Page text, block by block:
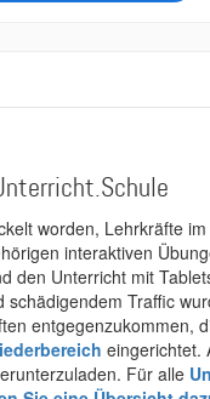
worden, Lehrkräfte
interaktiven
den Unterricht mit
Traffic
entgegenzukommen,
eingerichtet.
Für alle